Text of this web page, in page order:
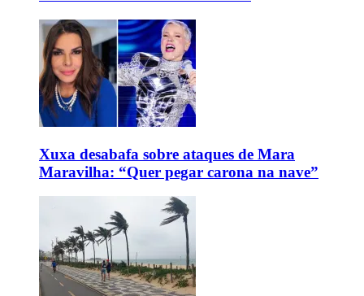
Xuxa desabafa sobre ataques de Mara
Maravilha: “Quer pegar carona na nave”